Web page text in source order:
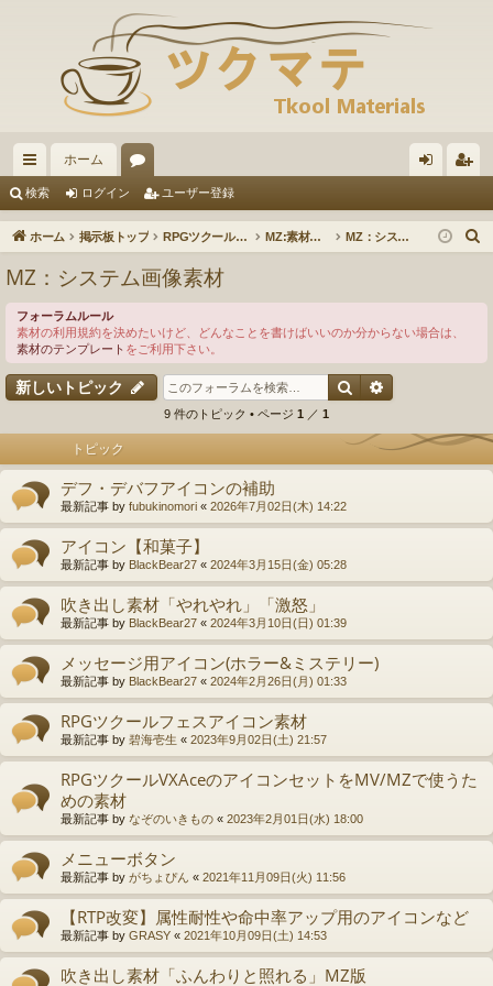
イ
ッ
ン
ク
ホーム
ー イ ザ
検索 ログイン ユーザー登録
ホーム 掲示板トップ RPGツクールMZ MZ:素材の投稿・ダウンロード MZ：システム画像素材
MZ：システム画像素材
フォーラムルール
素材の利用規約を決めたいけど、どんなことを書けばいいのか分からない場合は、
素材のテンプレート をご利用下さい。
新しいトピック 検索
9 件のトピック • ページ 1 ／ 1
トピック
デフ・デバフアイコンの補助
最新記事 by fubukinomori « 2026年7月02日(木) 14:22
アイコン【和菓子】
最新記事 by BlackBear27 « 2024年3月15日(金) 05:28
吹き出し素材「やれやれ」「激怒」
最新記事 by BlackBear27 « 2024年3月10日(日) 01:39
メッセージ用アイコン(ホラー&ミステリー)
最新記事 by BlackBear27 « 2024年2月26日(月) 01:33
RPGツクールフェスアイコン素材
最新記事 by 碧海壱生 « 2023年9月02日(土) 21:57
RPGツクールVXAceのアイコンセットをMV/MZで使うた
めの素材
最新記事 by なぞのいきもの « 2023年2月01日(水) 18:00
メニューボタン
最新記事 by がちょぴん « 2021年11月09日(火) 11:56
【RTP改変】属性耐性や命中率アップ用のアイコンなど
最新記事 by GRASY « 2021年10月09日(土) 14:53
吹き出し素材「ふんわりと照れる」MZ版